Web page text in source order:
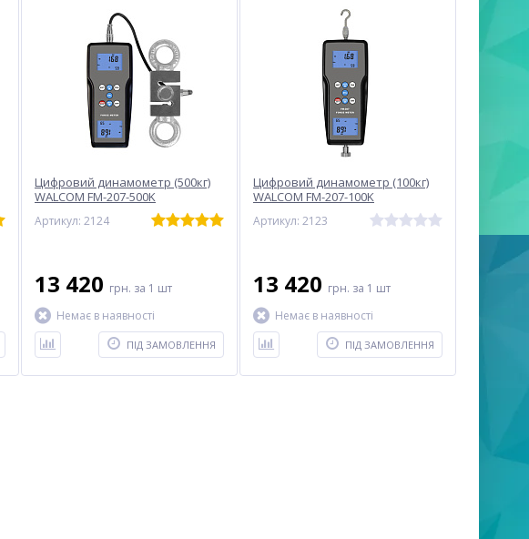
Цифровий динамометр (500кг)
WALCOM FM-207-500K
Артикул: 2124
13 420 грн. за 1 шт
Немає в наявності
ПІД ЗАМОВЛЕННЯ
Цифровий динамометр (100кг)
WALCOM FM-207-100K
Артикул: 2123
13 420 грн. за 1 шт
Немає в наявності
ПІД ЗАМОВЛЕННЯ